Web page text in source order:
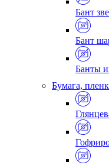
Бант
Бант
Банты
Бумага,